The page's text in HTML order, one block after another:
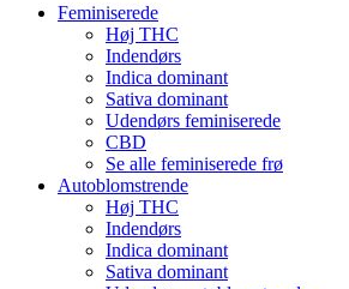
Feminiserede
Høj THC
Indendørs
Indica dominant
Sativa dominant
Udendørs feminiserede
CBD
Se alle feminiserede frø
Autoblomstrende
Høj THC
Indendørs
Indica dominant
Sativa dominant